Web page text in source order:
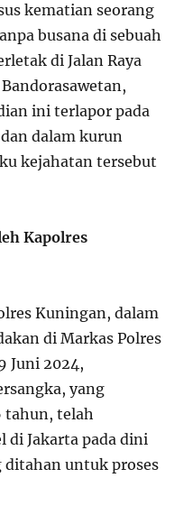
kematian seorang
busana di sebuah
di Jalan Raya
ini terlapor pada
dan dalam kurun
kejahatan tersebut
Kapolres
Kuningan, dalam
di Markas Polres
Juni 2024,
yang
tahun, telah
di Jakarta pada dini
ditahan untuk proses